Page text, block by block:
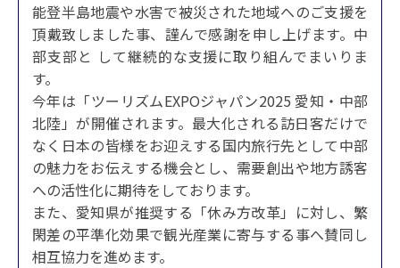
能登半島地震や水害で被災された地域へのご支援を
頂戴致しました事、謹んで感謝を申し上げます。中
部支部と して継続的な支援に取り組んでまいりま
す。
今年は「ツーリズムEXPOジャパン2025 愛知・中部
北陸」が開催されます。最大化される訪日客だけで
なく日本の皆様をお迎えする国内旅行先として中部
の魅力をお伝えする機会とし、需要創出や地方誘客
への活性化に期待をしております。
また、愛知県が推奨する「休み方改革」に対し、繁
閑差の平準化効果で観光産業に寄与する事へ賛同し
相互協力を進めます。